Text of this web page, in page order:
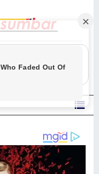
Nya berselawat untuk Nabi.
kamu untuk Nabi dan
kepadanya." (Qs. Al